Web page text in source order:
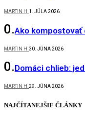
MARTIN H. 1. JÚLA 2026
Ako kompostovať
MARTIN H.30. JÚNA 2026
Domáci chlieb:
MARTIN H.29. JÚNA 2026
NAJČÍTANEJŠIE ČLÁNKY